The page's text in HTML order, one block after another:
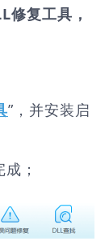
修复工具，
”，并安装启
；